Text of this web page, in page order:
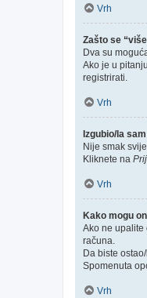
Vrh
Zašto se
Dva su
Ako je u
registrirati.
Vrh
Izgubio/la
Nije smak
Kliknete na
Vrh
Kako mogu
Ako ne upalite
računa.
Da biste
Spomenuta
Vrh